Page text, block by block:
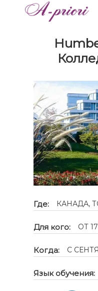
Где: КАНАДА,
Для кого: ОТ
Когда: С
Язык обучения: